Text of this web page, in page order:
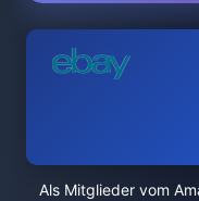
Als Mitglieder vom